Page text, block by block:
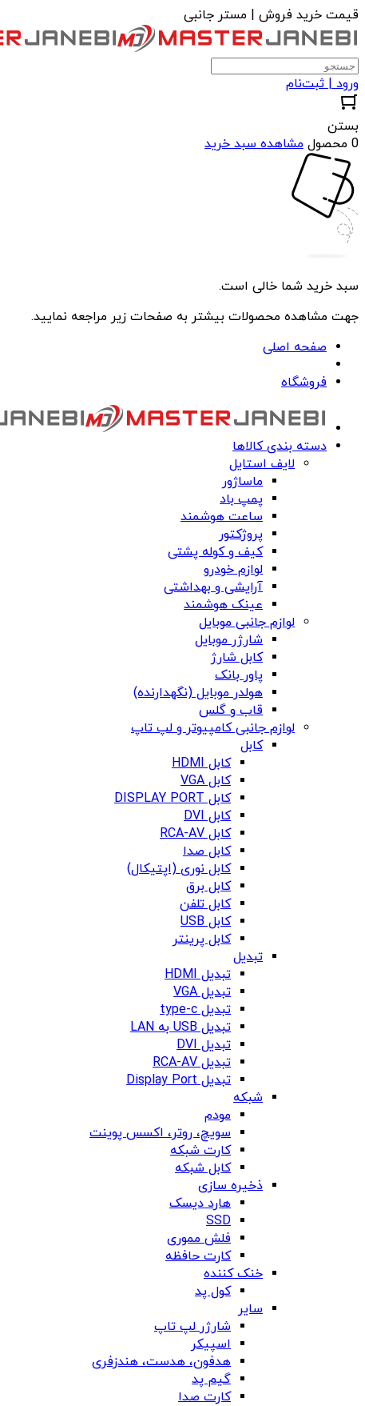
قیمت خرید فروش | مستر جانبی
ورود | ثبت‌نام
بستن
0 محصول
مشاهده سبد خرید
سبد خرید شما خالی است.
جهت مشاهده محصولات بیشتر به صفحات زیر مراجعه نمایید.
صفحه اصلی
فروشگاه
دسته بندی کالاها
لایف استایل
ماساژور
پمپ باد
ساعت هوشمند
پروژکتور
کیف و کوله پشتی
لوازم خودرو
آرایشی و بهداشتی
عینک هوشمند
لوازم جانبی موبایل
شارژر موبایل
کابل شارژ
پاور بانک
هولدر موبایل (نگهدارنده)
قاب و گلس
لوازم جانبی کامپیوتر و لپ تاپ
کابل
کابل HDMI
کابل VGA
کابل DISPLAY PORT
کابل DVI
کابل RCA-AV
کابل صدا
کابل نوری (اپتیکال)
کابل برق
کابل تلفن
کابل USB
کابل پرینتر
تبدیل
تبدیل HDMI
تبدیل VGA
تبدیل type-c
تبدیل USB به LAN
تبدیل DVI
تبدیل RCA-AV
تبدیل Display Port
شبکه
مودم
سویچ، روتر، اکسس پوینت
کارت شبکه
کابل شبکه
ذخیره سازی
هارد دیسک
SSD
فلش مموری
کارت حافظه
خنک کننده
کول پد
سایر
شارژر لپ تاپ
اسپیکر
هدفون، هدست، هندزفری
گیم پد
کارت صدا